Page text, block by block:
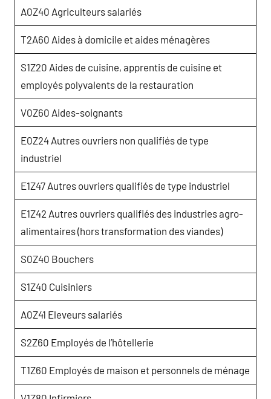
A0Z40 Agriculteurs salariés
T2A60 Aides à domicile et aides ménagères
S1Z20 Aides de cuisine, apprentis de cuisine et
employés polyvalents de la restauration
V0Z60 Aides-soignants
E0Z24 Autres ouvriers non qualifiés de type
industriel
E1Z47 Autres ouvriers qualifiés de type industriel
E1Z42 Autres ouvriers qualifiés des industries agro-
alimentaires (hors transformation des viandes)
S0Z40 Bouchers
S1Z40 Cuisiniers
A0Z41 Eleveurs salariés
S2Z60 Employés de l’hôtellerie
T1Z60 Employés de maison et personnels de ménage